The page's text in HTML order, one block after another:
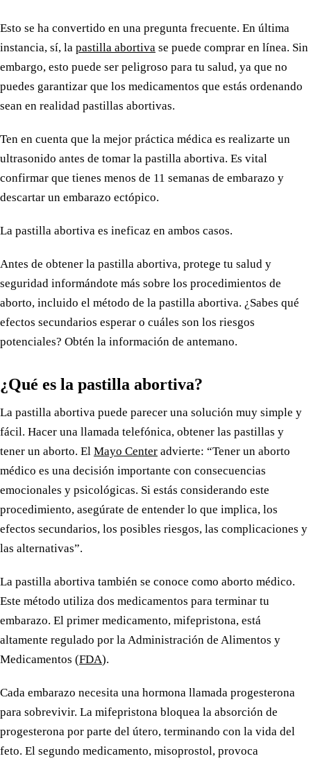
Esto se ha convertido en una pregunta frecuente. En última
instancia, sí, la pastilla abortiva se puede comprar en línea. Sin
embargo, esto puede ser peligroso para tu salud, ya que no
puedes garantizar que los medicamentos que estás ordenando
sean en realidad pastillas abortivas.
Ten en cuenta que la mejor práctica médica es realizarte un
ultrasonido antes de tomar la pastilla abortiva. Es vital
confirmar que tienes menos de 11 semanas de embarazo y
descartar un embarazo ectópico.
La pastilla abortiva es ineficaz en ambos casos.
Antes de obtener la pastilla abortiva, protege tu salud y
seguridad informándote más sobre los procedimientos de
aborto, incluido el método de la pastilla abortiva. ¿Sabes qué
efectos secundarios esperar o cuáles son los riesgos
potenciales? Obtén la información de antemano.
¿Qué es la pastilla abortiva?
La pastilla abortiva puede parecer una solución muy simple y
fácil. Hacer una llamada telefónica, obtener las pastillas y
tener un aborto. El Mayo Center advierte: “Tener un aborto
médico es una decisión importante con consecuencias
emocionales y psicológicas. Si estás considerando este
procedimiento, asegúrate de entender lo que implica, los
efectos secundarios, los posibles riesgos, las complicaciones y
las alternativas”.
La pastilla abortiva también se conoce como aborto médico.
Este método utiliza dos medicamentos para terminar tu
embarazo. El primer medicamento, mifepristona, está
altamente regulado por la Administración de Alimentos y
Medicamentos (FDA).
Cada embarazo necesita una hormona llamada progesterona
para sobrevivir. La mifepristona bloquea la absorción de
progesterona por parte del útero, terminando con la vida del
feto. El segundo medicamento, misoprostol, provoca